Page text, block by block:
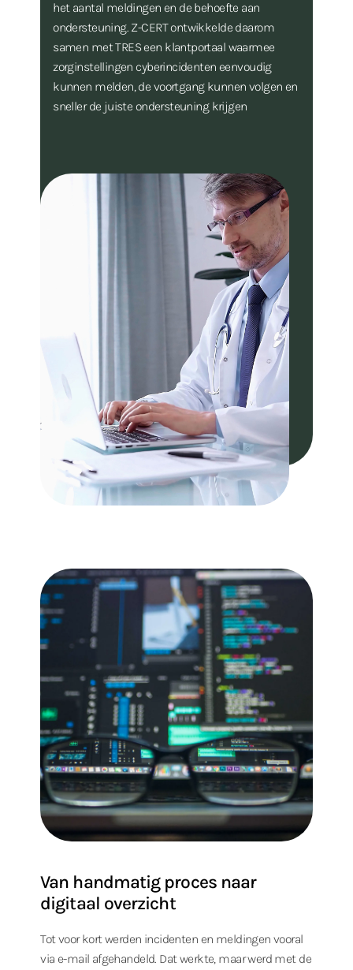
het aantal meldingen en de behoefte aan
ondersteuning. Z-CERT ontwikkelde daarom
samen met TRES een klantportaal waarmee
zorginstellingen cyberincidenten eenvoudig
kunnen melden, de voortgang kunnen volgen en
sneller de juiste ondersteuning krijgen
Van handmatig proces naar
digitaal overzicht
Tot voor kort werden incidenten en meldingen vooral
via e-mail afgehandeld. Dat werkte, maar werd met de